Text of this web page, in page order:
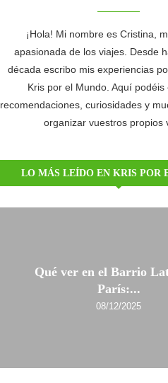
¡Hola! Mi nombre es Cristina,
apasionada de los viajes. Desde
década escribo mis experiencias
Kris por el Mundo. Aquí podéis
recomendaciones, curiosidades y
organizar vuestros propios
LO MÁS LEÍDO EN KRIS POR
Qué ver en el Barrio
París:...
08/12/2025